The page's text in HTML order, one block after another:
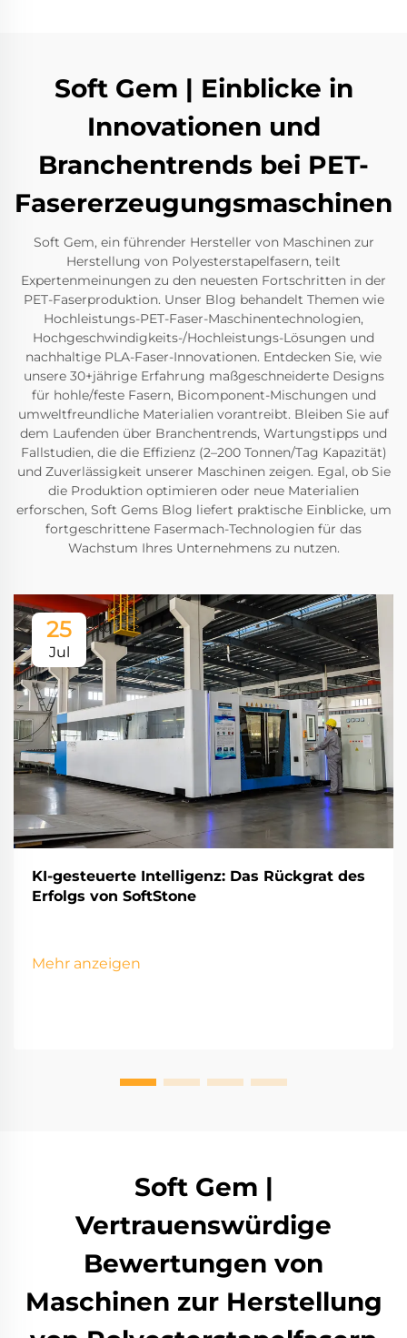
Soft Gem | Einblicke in
Innovationen und
Branchentrends bei PET-
Fasererzeugungsmaschinen
Soft Gem, ein führender Hersteller von Maschinen zur
Herstellung von Polyesterstapelfasern, teilt
Expertenmeinungen zu den neuesten Fortschritten in der
PET-Faserproduktion. Unser Blog behandelt Themen wie
Hochleistungs-PET-Faser-Maschinentechnologien,
Hochgeschwindigkeits-/Hochleistungs-Lösungen und
nachhaltige PLA-Faser-Innovationen. Entdecken Sie, wie
unsere 30+jährige Erfahrung maßgeschneiderte Designs
für hohle/feste Fasern, Bicomponent-Mischungen und
umweltfreundliche Materialien vorantreibt. Bleiben Sie auf
dem Laufenden über Branchentrends, Wartungstipps und
Fallstudien, die die Effizienz (2–200 Tonnen/Tag Kapazität)
und Zuverlässigkeit unserer Maschinen zeigen. Egal, ob Sie
die Produktion optimieren oder neue Materialien
erforschen, Soft Gems Blog liefert praktische Einblicke, um
fortgeschrittene Fasermach-Technologien für das
Wachstum Ihres Unternehmens zu nutzen.
25
Jul
KI-gesteuerte Intelligenz: Das Rückgrat des
Erfolgs von SoftStone
Mehr anzeigen
Soft Gem |
Vertrauenswürdige
Bewertungen von
Maschinen zur Herstellung